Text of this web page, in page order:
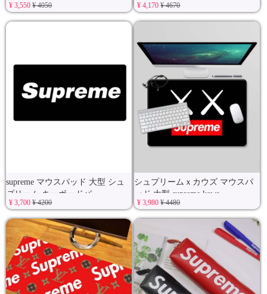
¥ 3,550¥ 4050 ¥ 4,170¥ 4670
supreme マウスパッド 大型 シュ
プリーム キーボードパ
¥ 3,700¥ 4200
シュプリームｘカウズ マウスパ
ッド 大型 supreme kaws
¥ 3,980¥ 4480